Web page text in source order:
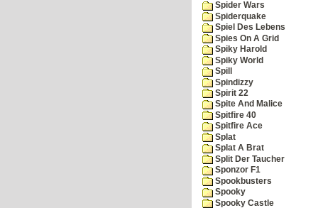
Spider Wars
Spiderquake
Spiel Des Lebens
Spies On A Grid
Spiky Harold
Spiky World
Spill
Spindizzy
Spirit 22
Spite And Malice
Spitfire 40
Spitfire Ace
Splat
Splat A Brat
Split Der Taucher
Sponzor F1
Spookbusters
Spooky
Spooky Castle